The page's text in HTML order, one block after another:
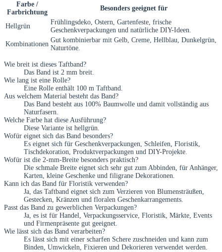
Farbe /
Farbrichtung
Besonders geeignet für
Hellgrün
Frühlingsdeko, Ostern, Gartenfeste, frische
Geschenkverpackungen und natürliche DIY-Ideen.
Kombinationen
Gut kombinierbar mit Gelb, Creme, Hellblau, Dunkelgrün,
Naturtöne.
Wie breit ist dieses Taftband?
Das Band ist 2 mm breit.
Wie lang ist eine Rolle?
Eine Rolle enthält 100 m Taftband.
Aus welchem Material besteht das Band?
Das Band besteht aus 100% Baumwolle und damit vollständig aus
Naturfasern.
Welche Farbe hat diese Ausführung?
Diese Variante ist hellgrün.
Wofür eignet sich das Band besonders?
Es eignet sich für Geschenkverpackungen, Schleifen, Floristik,
Tischdekoration, Produktverpackungen und DIY-Projekte.
Wofür ist die 2-mm-Breite besonders praktisch?
Die schmale Breite eignet sich sehr gut zum Abbinden, für Anhänger,
Karten, kleine Geschenke und filigrane Dekorationen.
Kann ich das Band für Floristik verwenden?
Ja, das Taftband eignet sich zum Verzieren von Blumensträußen,
Gestecken, Kränzen und floralen Geschenkarrangements.
Passt das Band zu gewerblichen Verpackungen?
Ja, es ist für Handel, Verpackungsservice, Floristik, Märkte, Events
und Firmenpräsente gut geeignet.
Wie lässt sich das Band verarbeiten?
Es lässt sich mit einer scharfen Schere zuschneiden und kann zum
Binden, Umwickeln, Fixieren und Dekorieren verwendet werden.